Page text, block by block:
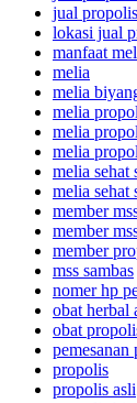
jual
lokasi jual
manfaat
melia
melia
melia
melia
melia
melia sehat
melia sehat
member
member
member
mss sambas
nomer hp
obat
obat
propolis
propolis asli